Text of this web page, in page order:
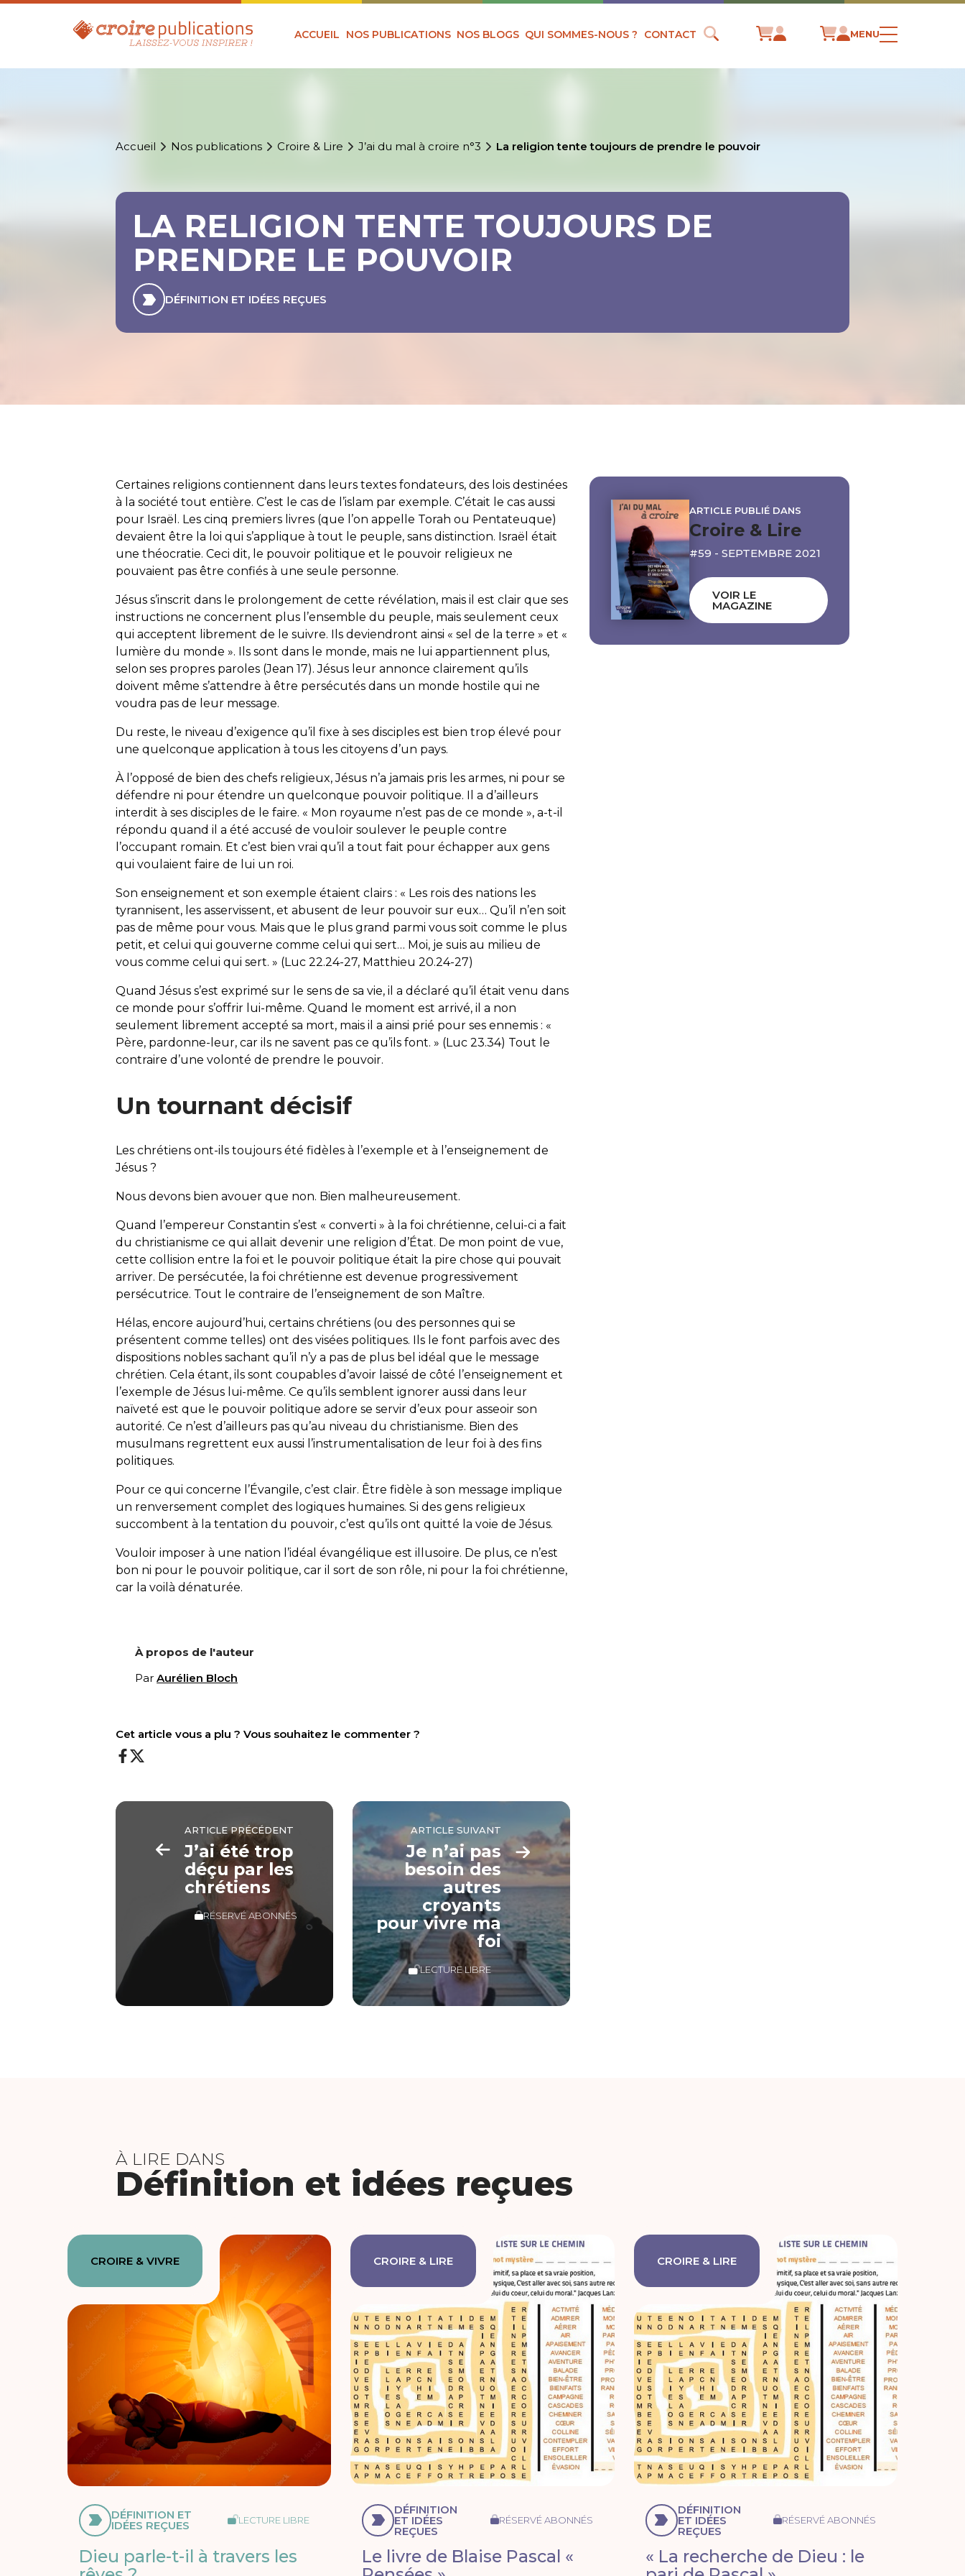
ACCUEIL NOS PUBLICATIONS NOS BLOGS QUI SOMMES-NOUS ? CONTACT MENU
Accueil Nos publications Croire & Lire J’ai du mal à croire n°3 La religion tente toujours de prendre le pouvoir
LA RELIGION TENTE TOUJOURS DE
PRENDRE LE POUVOIR
DÉFINITION ET IDÉES REÇUES
Certaines religions contiennent dans leurs textes fondateurs, des lois destinées
à la société tout entière. C’est le cas de l’islam par exemple. C’était le cas aussi
pour Israël. Les cinq premiers livres (que l’on appelle Torah ou Pentateuque)
devaient être la loi qui s’applique à tout le peuple, sans distinction. Israël était
une théocratie. Ceci dit, le pouvoir politique et le pouvoir religieux ne
pouvaient pas être confiés à une seule personne.
Jésus s’inscrit dans le prolongement de cette révélation, mais il est clair que ses
instructions ne concernent plus l’ensemble du peuple, mais seulement ceux
qui acceptent librement de le suivre. Ils deviendront ainsi «sel de la terre » et «
lumière du monde ». Ils sont dans le monde, mais ne lui appartiennent plus,
selon ses propres paroles (Jean 17). Jésus leur annonce clairement qu’ils
doivent même s’attendre à être persécutés dans un monde hostile qui ne
voudra pas de leur message.
Du reste, le niveau d’exigence qu’il fixe à ses disciples est bien trop élevé pour
une quelconque application à tous les citoyens d’un pays.
À l’opposé de bien des chefs religieux, Jésus n’a jamais pris les armes, ni pour se
défendre ni pour étendre un quelconque pouvoir politique. Il a d’ailleurs
interdit à ses disciples de le faire. « Mon royaume n’est pas de ce monde », a-t-il
répondu quand il a été accusé de vouloir soulever le peuple contre
l’occupant romain. Et c’est bien vrai qu’il a tout fait pour échapper aux gens
qui voulaient faire de lui un roi.
Son enseignement et son exemple étaient clairs : « Les rois des nations les
tyrannisent, les asservissent, et abusent de leur pouvoir sur eux… Qu’il n’en soit
pas de même pour vous. Mais que le plus grand parmi vous soit comme le plus
petit, et celui qui gouverne comme celui qui sert… Moi, je suis au milieu de
vous comme celui qui sert. » (Luc 22.24-27, Matthieu 20.24-27)
Quand Jésus s’est exprimé sur le sens de sa vie, il a déclaré qu’il était venu dans
ce monde pour s’offrir lui-même. Quand le moment est arrivé, il a non
seulement librement accepté sa mort, mais il a ainsi prié pour ses ennemis : «
Père, pardonne-leur, car ils ne savent pas ce qu’ils font. » (Luc 23.34) Tout le
contraire d’une volonté de prendre le pouvoir.
Un tournant décisif
Les chrétiens ont-ils toujours été fidèles à l’exemple et à l’enseignement de
Jésus ?
Nous devons bien avouer que non. Bien malheureusement.
Quand l’empereur Constantin s’est « converti » à la foi chrétienne, celui-ci a fait
du christianisme ce qui allait devenir une religion d’État. De mon point de vue,
cette collision entre la foi et le pouvoir politique était la pire chose qui pouvait
arriver. De persécutée, la foi chrétienne est devenue progressivement
persécutrice. Tout le contraire de l’enseignement de son Maître.
Hélas, encore aujourd’hui, certains chrétiens (ou des personnes qui se
présentent comme telles) ont des visées politiques. Ils le font parfois avec des
dispositions nobles sachant qu’il n’y a pas de plus bel idéal que le message
chrétien. Cela étant, ils sont coupables d’avoir laissé de côté l’enseignement et
l’exemple de Jésus lui-même. Ce qu’ils semblent ignorer aussi dans leur
naïveté est que le pouvoir politique adore se servir d’eux pour asseoir son
autorité. Ce n’est d’ailleurs pas qu’au niveau du christianisme. Bien des
musulmans regrettent eux aussi l’instrumentalisation de leur foi à des fins
politiques.
Pour ce qui concerne l’Évangile, c’est clair. Être fidèle à son message implique
un renversement complet des logiques humaines. Si des gens religieux
succombent à la tentation du pouvoir, c’est qu’ils ont quitté la voie de Jésus.
Vouloir imposer à une nation l’idéal évangélique est illusoire. De plus, ce n’est
bon ni pour le pouvoir politique, car il sort de son rôle, ni pour la foi chrétienne,
car la voilà dénaturée.
À propos de l'auteur
ParAurélien Bloch
Cet article vous a plu ? Vous souhaitez le commenter ?
ARTICLE PRÉCÉDENT
J’ai été trop
déçu par les
chrétiens
RÉSERVÉ ABONNÉS
ARTICLE SUIVANT
Je n’ai pas
besoin des
autres
croyants
pour vivre ma
foi
LECTURE LIBRE
ARTICLE PUBLIÉ DANS
Croire & Lire
#59 - SEPTEMBRE 2021
VOIR LE
MAGAZINE
À LIRE DANS
Définition et idées reçues
CROIRE & VIVRE
DÉFINITION ET
IDÉES REÇUES LECTURE LIBRE
Dieu parle-t-il à travers les
CROIRE & LIRE
DÉFINITION
ET IDÉES
REÇUES
RÉSERVÉ ABONNÉS
Le livre de Blaise Pascal «
CROIRE & LIRE
DÉFINITION
ET IDÉES
REÇUES
RÉSERVÉ ABONNÉS
« La recherche de Dieu : le